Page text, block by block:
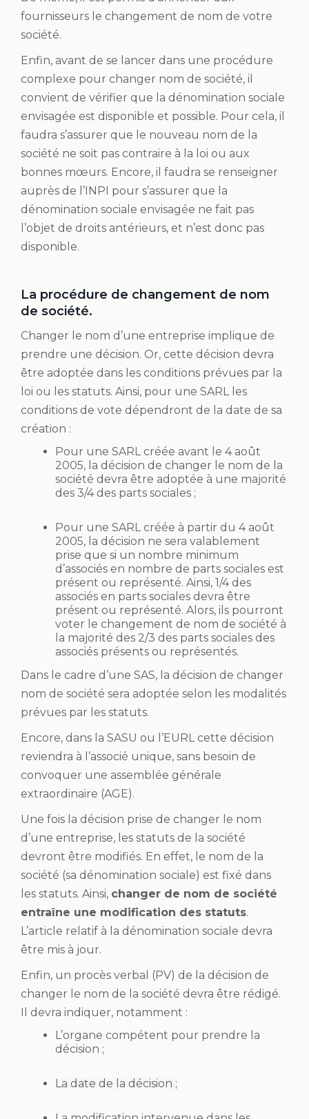
fournisseurs le changement de nom de votre
société.
Enfin, avant de se lancer dans une procédure
complexe pour changer nom de société, il
convient de vérifier que la dénomination sociale
envisagée est disponible et possible. Pour cela, il
faudra s’assurer que le nouveau nom de la
société ne soit pas contraire à la loi ou aux
bonnes mœurs. Encore, il faudra se renseigner
auprès de l’INPI pour s’assurer que la
dénomination sociale envisagée ne fait pas
l’objet de droits antérieurs, et n’est donc pas
disponible.
La procédure de changement de nom
de société.
Changer le nom d’une entreprise implique de
prendre une décision. Or, cette décision devra
être adoptée dans les conditions prévues par la
loi ou les statuts. Ainsi, pour une SARL les
conditions de vote dépendront de la date de sa
création :
Pour une SARL créée avant le 4 août
2005, la décision de changer le nom de la
société devra être adoptée à une majorité
des 3/4 des parts sociales ;
Pour une SARL créée à partir du 4 août
2005, la décision ne sera valablement
prise que si un nombre minimum
d’associés en nombre de parts sociales est
présent ou représenté. Ainsi, 1/4 des
associés en parts sociales devra être
présent ou représenté. Alors, ils pourront
voter le changement de nom de société à
la majorité des 2/3 des parts sociales des
associés présents ou représentés.
Dans le cadre d’une SAS, la décision de changer
nom de société sera adoptée selon les modalités
prévues par les statuts.
Encore, dans la SASU ou l’EURL cette décision
reviendra à l’associé unique, sans besoin de
convoquer une assemblée générale
extraordinaire (AGE).
Une fois la décision prise de changer le nom
d’une entreprise, les statuts de la société
devront être modifiés. En effet, le nom de la
société (sa dénomination sociale) est fixé dans
les statuts. Ainsi, changer de nom de société
entraîne une modification des statuts.
L’article relatif à la dénomination sociale devra
être mis à jour.
Enfin, un procès verbal (PV) de la décision de
changer le nom de la société devra être rédigé.
Il devra indiquer, notamment :
L’organe compétent pour prendre la
décision ;
La date de la décision ;